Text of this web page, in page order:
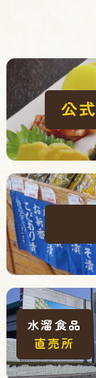
公式
水溜食品
直売所